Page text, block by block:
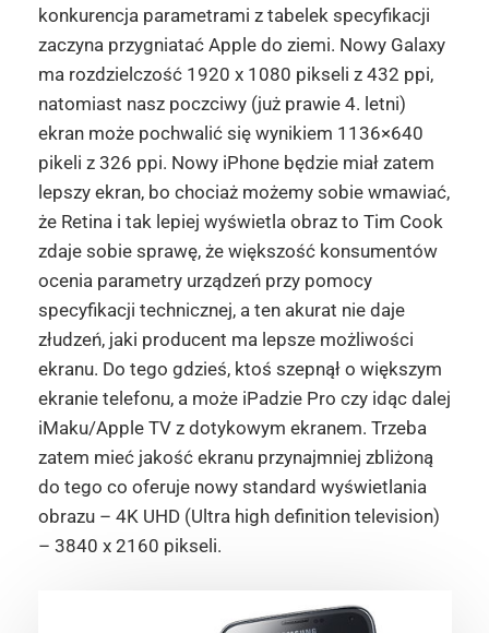
konkurencja parametrami z tabelek specyfikacji
zaczyna przygniatać Apple do ziemi. Nowy Galaxy
ma rozdzielczość 1920 x 1080 pikseli z 432 ppi,
natomiast nasz poczciwy (już prawie 4. letni)
ekran może pochwalić się wynikiem 1136×640
pikeli z 326 ppi. Nowy iPhone będzie miał zatem
lepszy ekran, bo chociaż możemy sobie wmawiać,
że Retina i tak lepiej wyświetla obraz to Tim Cook
zdaje sobie sprawę, że większość konsumentów
ocenia parametry urządzeń przy pomocy
specyfikacji technicznej, a ten akurat nie daje
złudzeń, jaki producent ma lepsze możliwości
ekranu. Do tego gdzieś, ktoś szepnął o większym
ekranie telefonu, a może iPadzie Pro czy idąc dalej
iMaku/Apple TV z dotykowym ekranem. Trzeba
zatem mieć jakość ekranu przynajmniej zbliżoną
do tego co oferuje nowy standard wyświetlania
obrazu – 4K UHD (Ultra high definition television)
– 3840 x 2160 pikseli.